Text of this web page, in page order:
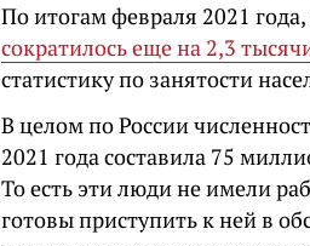
По итогам февраля 2021
сократилось еще на 2,3
статистику по занятости
В целом по России
2021 года составила 75
То есть эти люди не имели
готовы приступить к ней в